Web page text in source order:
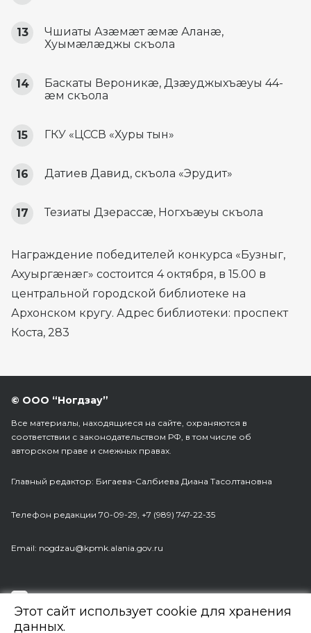
Чшиаты Азæмæт æмæ Аланæ,
Хуымæлæджы скъола
Баскаты Вероникæ, Дзæуджыхъæуы 44-
æм скъола
ГКУ «ЦССВ «Хуры тын»
Датиев Давид, скъола «Эрудит»
Тезиаты Дзерассæ, Ногхъæуы скъола
Награждение победителей конкурса «Бузныг,
Ахуыргæнæг» состоится 4 октября, в 15.00 в
центральной городской библиотеке на
Архонском кругу. Адрес библиотеки: проспект
Коста, 283
© ООО “Ногдзау”
Все материалы, находящиеся на сайте, охраняются в
соответствии с законодательством РФ, в том числе об
авторском праве и смежных правах.
Главный редактор: Бигаева-Салбиева Диана Тасолтановна
Телефон редакции 70-09-29, +7 (989) 747-22-35
Еmail: nogdzau@kpmk.alania.gov.ru
Этот сайт использует cookie для хранения
данных.